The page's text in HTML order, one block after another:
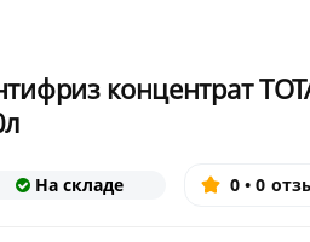
концентрат
На складе 0 • 0